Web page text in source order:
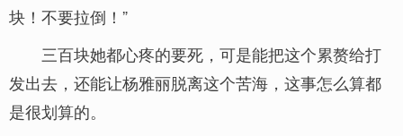
块！不要拉倒！”
三百块她都心疼的要死，可是能把这个累赘给打
发出去，还能让杨雅丽脱离这个苦海，这事怎么算都
是很划算的。